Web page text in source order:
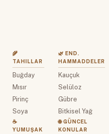
🌾
TAHILLAR
Buğday
Mısır
Pirinç
Soya
☕
YUMUŞAK
🌿 END.
HAMMADDELER
Kauçuk
Selüloz
Gübre
Bitkisel Yağ
🌐 GÜNCEL
KONULAR